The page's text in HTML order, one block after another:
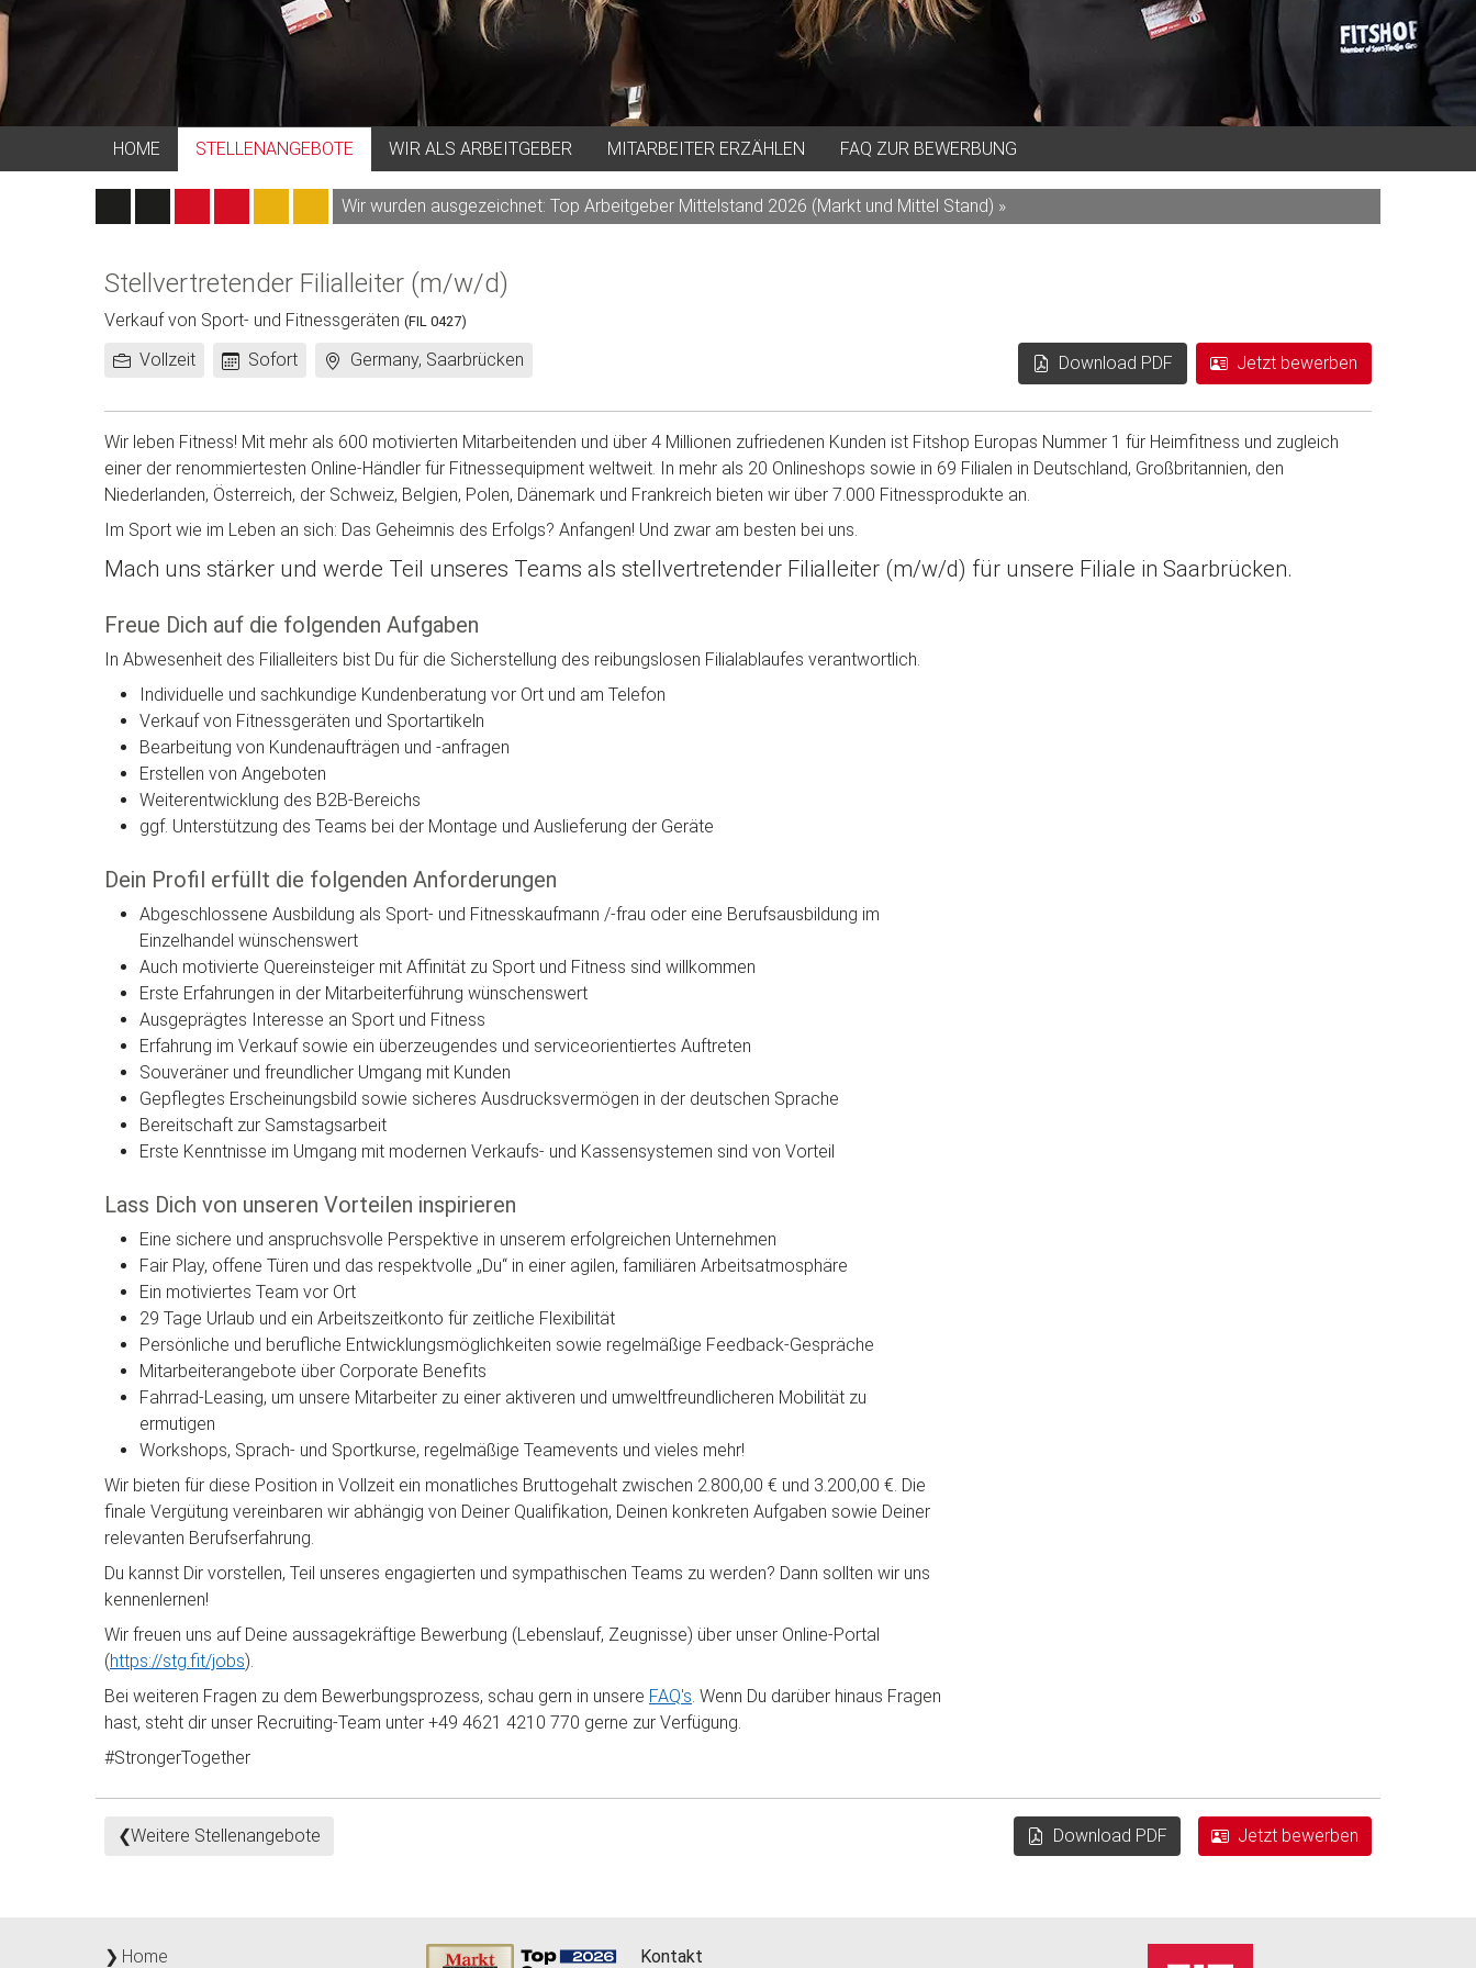
HOME STELLENANGEBOTE WIR ALS ARBEITGEBER MITARBEITER ERZÄHLEN FAQ ZUR BEWERBUNG
Wir wurden ausgezeichnet: Top Arbeitgeber Mittelstand 2026 (Markt und Mittel Stand) »
Stellvertretender Filialleiter (m/w/d)
Verkauf von Sport- und Fitnessgeräten (FIL 0427)
Arbeitszeit:
Vollzeit
Frühestes
Sofort Standort:
Germany, Saarbrücken Download PDF Jetzt bewerben
Wir leben Fitness! Mit mehr als 600 motivierten Mitarbeitenden und über 4 Millionen zufriedenen Kunden ist Fitshop Europas Nummer 1 für Heimfitness und zugleich
einer der renommiertesten Online-Händler für Fitnessequipment weltweit. In mehr als 20 Onlineshops sowie in 69 Filialen in Deutschland, Großbritannien, den
Niederlanden, Österreich, der Schweiz, Belgien, Polen, Dänemark und Frankreich bieten wir über 7.000 Fitnessprodukte an.
Im Sport wie im Leben an sich: Das Geheimnis des Erfolgs? Anfangen! Und zwar am besten bei uns.
Mach uns stärker und werde Teil unseres Teams als stellvertretender Filialleiter (m/w/d) für unsere Filiale in Saarbrücken.
Freue Dich auf die folgenden Aufgaben
In Abwesenheit des Filialleiters bist Du für die Sicherstellung des reibungslosen Filialablaufes verantwortlich.
Individuelle und sachkundige Kundenberatung vor Ort und am Telefon
Verkauf von Fitnessgeräten und Sportartikeln
Bearbeitung von Kundenaufträgen und -anfragen
Erstellen von Angeboten
Weiterentwicklung des B2B-Bereichs
ggf. Unterstützung des Teams bei der Montage und Auslieferung der Geräte
Dein Profil erfüllt die folgenden Anforderungen
Abgeschlossene Ausbildung als Sport- und Fitnesskaufmann /-frau oder eine Berufsausbildung im
Einzelhandel wünschenswert
Auch motivierte Quereinsteiger mit Affinität zu Sport und Fitness sind willkommen
Erste Erfahrungen in der Mitarbeiterführung wünschenswert
Ausgeprägtes Interesse an Sport und Fitness
Erfahrung im Verkauf sowie ein überzeugendes und serviceorientiertes Auftreten
Souveräner und freundlicher Umgang mit Kunden
Gepflegtes Erscheinungsbild sowie sicheres Ausdrucksvermögen in der deutschen Sprache
Bereitschaft zur Samstagsarbeit
Erste Kenntnisse im Umgang mit modernen Verkaufs- und Kassensystemen sind von Vorteil
Lass Dich von unseren Vorteilen inspirieren
Eine sichere und anspruchsvolle Perspektive in unserem erfolgreichen Unternehmen
Fair Play, offene Türen und das respektvolle „Du“ in einer agilen, familiären Arbeitsatmosphäre
Ein motiviertes Team vor Ort
29 Tage Urlaub und ein Arbeitszeitkonto für zeitliche Flexibilität
Persönliche und berufliche Entwicklungsmöglichkeiten sowie regelmäßige Feedback-Gespräche
Mitarbeiterangebote über Corporate Benefits
Fahrrad-Leasing, um unsere Mitarbeiter zu einer aktiveren und umweltfreundlicheren Mobilität zu
ermutigen
Workshops, Sprach- und Sportkurse, regelmäßige Teamevents und vieles mehr!
Wir bieten für diese Position in Vollzeit ein monatliches Bruttogehalt zwischen 2.800,00 € und 3.200,00 €. Die
finale Vergütung vereinbaren wir abhängig von Deiner Qualifikation, Deinen konkreten Aufgaben sowie Deiner
relevanten Berufserfahrung.
Du kannst Dir vorstellen, Teil unseres engagierten und sympathischen Teams zu werden? Dann sollten wir uns
kennenlernen!
Wir freuen uns auf Deine aussagekräftige Bewerbung (Lebenslauf, Zeugnisse) über unser Online-Portal
(https://stg.fit/jobs).
Bei weiteren Fragen zu dem Bewerbungsprozess, schau gern in unsere FAQ's. Wenn Du darüber hinaus Fragen
hast, steht dir unser Recruiting-Team unter +49 4621 4210 770 gerne zur Verfügung.
#StrongerTogether
Weitere Stellenangebote Download PDF Jetzt bewerben
Home Kontakt